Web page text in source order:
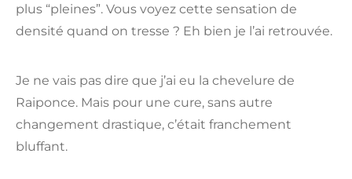
plus “pleines”. Vous voyez cette sensation de
densité quand on tresse ? Eh bien je l’ai retrouvée.
Je ne vais pas dire que j’ai eu la chevelure de
Raiponce. Mais pour une cure, sans autre
changement drastique, c’était franchement
bluffant.